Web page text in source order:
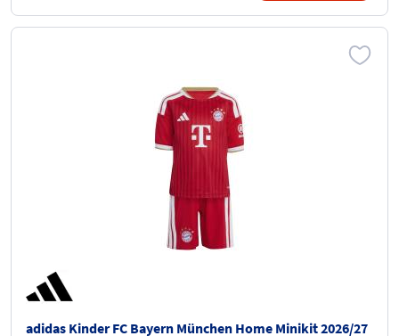
adidas Kinder FC Bayern München Home Minikit 2026/27